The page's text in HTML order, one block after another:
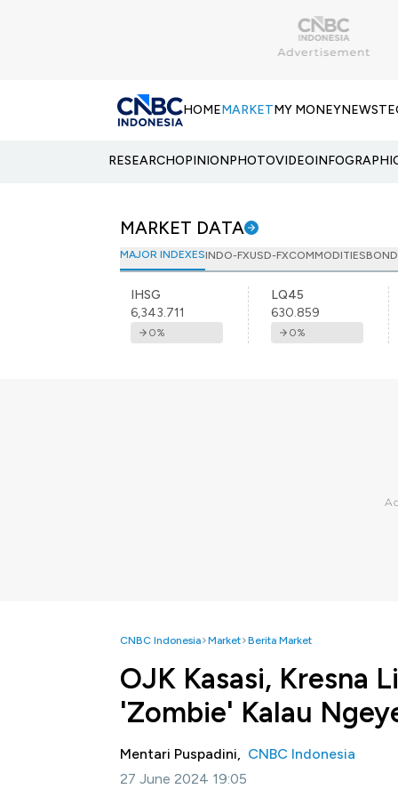
HOMEMARKETMY MONEYNEWS
RESEARCHOPINIONPHOTOVIDEO
MARKET DATA
MAJOR INDEXESINDO-FXUSD-FXCOMMODITIES
IHSG
6,343.711
0%
LQ45
630.859
0%
CNBC Indonesia Market Berita Market
OJK Kasasi, Kresna
'Zombie' Kalau
Mentari Puspadini, CNBC Indonesia
27 June 2024 19:05